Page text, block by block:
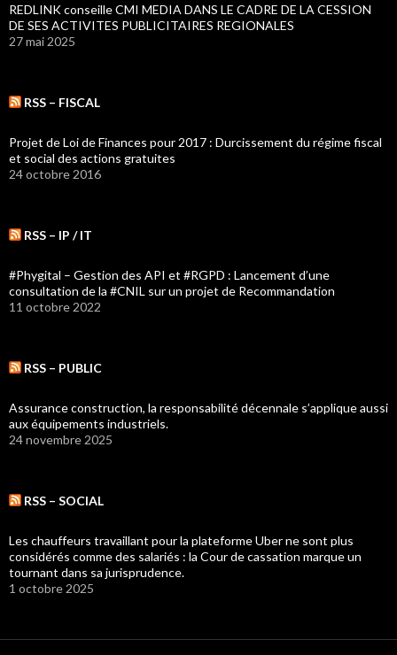
REDLINK conseille CMI MEDIA DANS LE CADRE DE LA CESSION
DE SES ACTIVITES PUBLICITAIRES REGIONALES
27 mai 2025
RSS – FISCAL
Projet de Loi de Finances pour 2017 : Durcissement du régime fiscal
et social des actions gratuites
24 octobre 2016
RSS – IP / IT
#Phygital – Gestion des API et #RGPD : Lancement d’une
consultation de la #CNIL sur un projet de Recommandation
11 octobre 2022
RSS – PUBLIC
Assurance construction, la responsabilité décennale s’applique aussi
aux équipements industriels.
24 novembre 2025
RSS – SOCIAL
Les chauffeurs travaillant pour la plateforme Uber ne sont plus
considérés comme des salariés : la Cour de cassation marque un
tournant dans sa jurisprudence.
1 octobre 2025